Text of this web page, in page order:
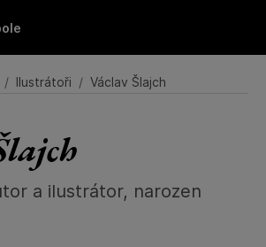
Ilustrátoři Václav Šlajch
a ilustrátor, narozen